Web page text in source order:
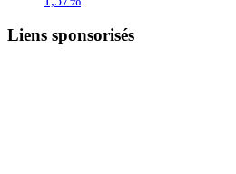
Liens sponsorisés